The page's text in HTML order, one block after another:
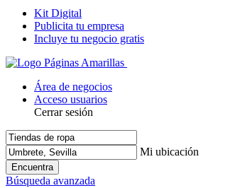
Kit Digital
Publicita tu empresa
Incluye tu negocio gratis
Área de negocios
Acceso usuarios
Cerrar sesión
Mi ubicación
Encuentra
Búsqueda avanzada